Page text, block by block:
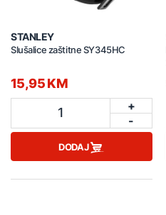
STANLEY
Slušalice zaštitne SY345HC
15,95 KM
1
+
-
DODAJ